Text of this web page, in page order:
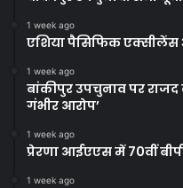
1 week ago
एशिया पैसिफिक एक्सीलेंस
1 week ago
बांकीपुर उपचुनाव पर
गंभीर आरोप’
1 week ago
प्रेरणा आईएएस में 70वीं
1 week ago